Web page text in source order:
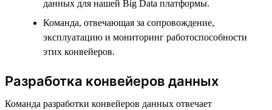
данных для нашей Big Data платформы.
Команда, отвечающая за сопровождение,
эксплуатацию и мониторинг работоспособности
этих конвейеров.
Разработка конвейеров данных
Команда разработки конвейеров данных отвечает